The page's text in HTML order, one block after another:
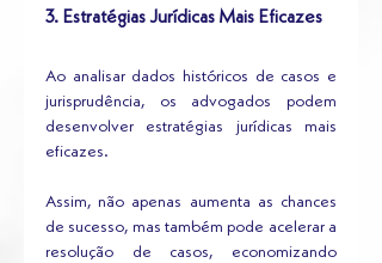
3. Estratégias Jurídicas Mais Eficazes
Ao analisar dados históricos de casos e
jurisprudência, os advogados podem
desenvolver estratégias jurídicas mais
eficazes.
Assim, não apenas aumenta as chances
de sucesso, mas também pode acelerar a
resolução de casos, economizando